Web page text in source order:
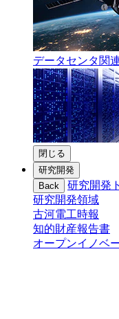
データセンタ関
閉じる
研究開発
Back
研究開発
研究開発領域
古河電工時報
知的財産報告書
オープンイノベ